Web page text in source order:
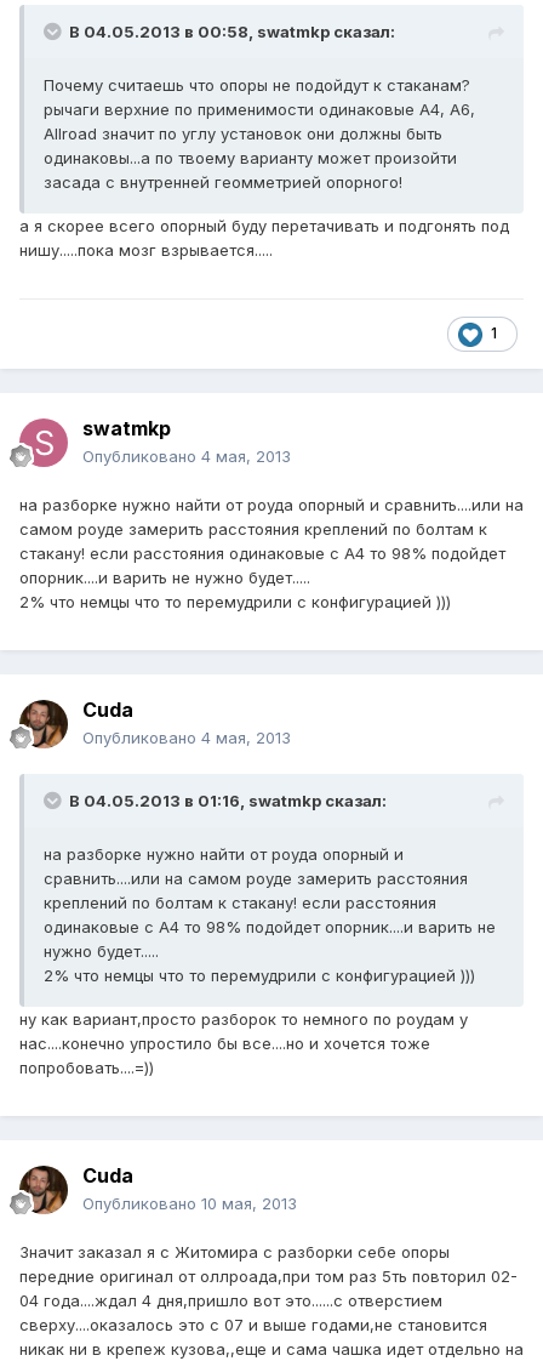
В 04.05.2013 в 00:58, swatmkp сказал:
Почему считаешь что опоры не подойдут к стаканам?
рычаги верхние по применимости одинаковые А4, А6,
Allroad значит по углу установок они должны быть
одинаковы...а по твоему варианту может произойти
засада с внутренней геомметрией опорного!
а я скорее всего опорный буду перетачивать и подгонять под
нишу.....пока мозг взрывается.....
1
swatmkp
Опубликовано 4 мая, 2013
на разборке нужно найти от роуда опорный и сравнить....или на
самом роуде замерить расстояния креплений по болтам к
стакану! если расстояния одинаковые с А4 то 98% подойдет
опорник....и варить не нужно будет.....
2% что немцы что то перемудрили с конфигурацией )))
Cuda
Опубликовано 4 мая, 2013
В 04.05.2013 в 01:16, swatmkp сказал:
на разборке нужно найти от роуда опорный и
сравнить....или на самом роуде замерить расстояния
креплений по болтам к стакану! если расстояния
одинаковые с А4 то 98% подойдет опорник....и варить не
нужно будет.....
2% что немцы что то перемудрили с конфигурацией )))
ну как вариант,просто разборок то немного по роудам у
нас....конечно упростило бы все....но и хочется тоже
попробовать....=))
Cuda
Опубликовано 10 мая, 2013
Значит заказал я с Житомира с разборки себе опоры
передние оригинал от оллроада,при том раз 5ть повторил 02-
04 года....ждал 4 дня,пришло вот это......с отверстием
сверху....оказалось это с 07 и выше годами,не становится
никак ни в крепеж кузова,,еще и сама чашка идет отдельно на